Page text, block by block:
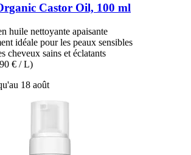
Castor Oil, 100 ml
huile nettoyante apaisante
idéale pour les peaux sensibles
cheveux sains et éclatants
€ / L)
18 août